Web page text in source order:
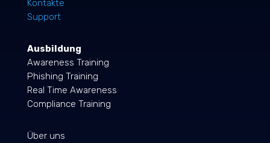
Kontakte
Support
Ausbildung
Awareness Training
Phishing Training
Real Time Awareness
Compliance Training
Über uns